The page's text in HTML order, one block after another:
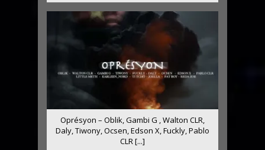
Oprésyon – Oblik, Gambi G , Walton CLR,
Daly, Tiwony, Ocsen, Edson X, Fuckly, Pablo
CLR [...]